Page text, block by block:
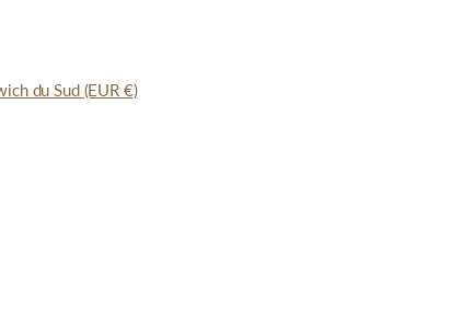
du Sud (EUR €)